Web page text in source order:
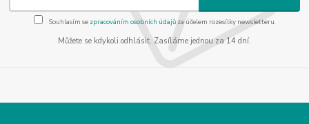
Souhlasím se zpracováním osobních údajůza účelem rozesílky newsletteru.
Můžete se kdykoli odhlásit. Zasíláme jednou za 14 dní.